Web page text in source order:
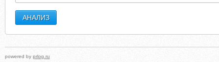
powered by prlog.ru